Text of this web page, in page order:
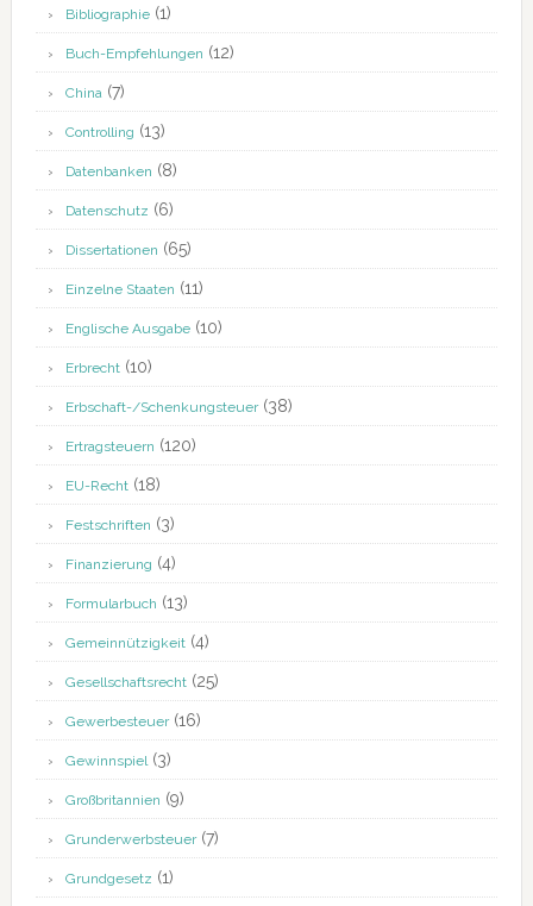
Bibliographie(1)
Buch-Empfehlungen (12)
China (7)
Controlling (13)
Datenbanken (8)
Datenschutz (6)
Dissertationen (65)
Einzelne Staaten (11)
Englische Ausgabe(10)
Erbrecht(10)
Erbschaft-/Schenkungsteuer(38)
Ertragsteuern (120)
EU-Recht(18)
Festschriften (3)
Finanzierung (4)
Formularbuch (13)
Gemeinnützigkeit(4)
Gesellschaftsrecht(25)
Gewerbesteuer(16)
Gewinnspiel (3)
Großbritannien (9)
Grunderwerbsteuer(7)
Grundgesetz (1)